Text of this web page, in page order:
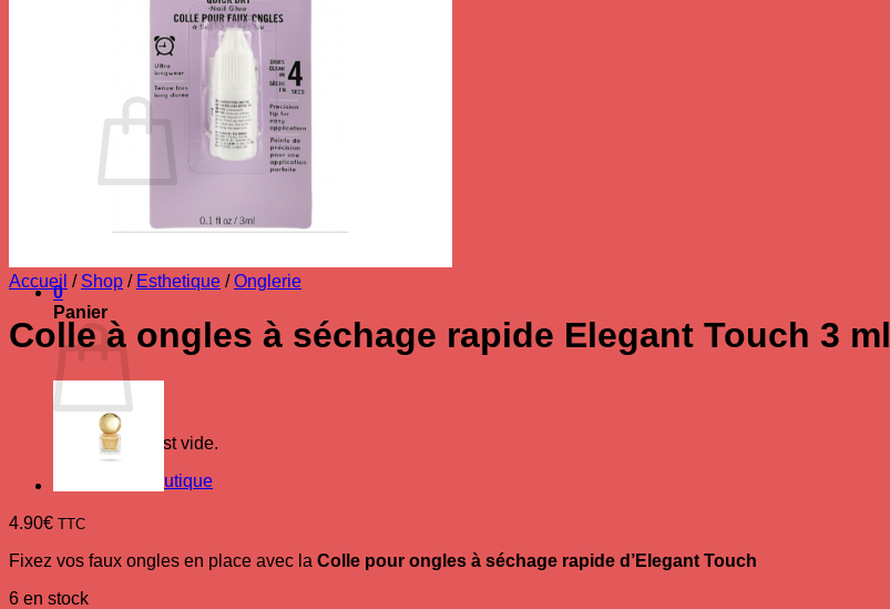
Se connecter
0.00€ 0
Votre panier est vide.
0
Panier
Votre panier est vide.
Retour à la boutique
Accueil / Shop / Esthetique / Onglerie
Colle à ongles à séchage rapide Elegant Touch 3 ml
4.90€ TTC
Fixez vos faux ongles en place avec la Colle pour ongles à séchage rapide d’Elegant Touch
6 en stock